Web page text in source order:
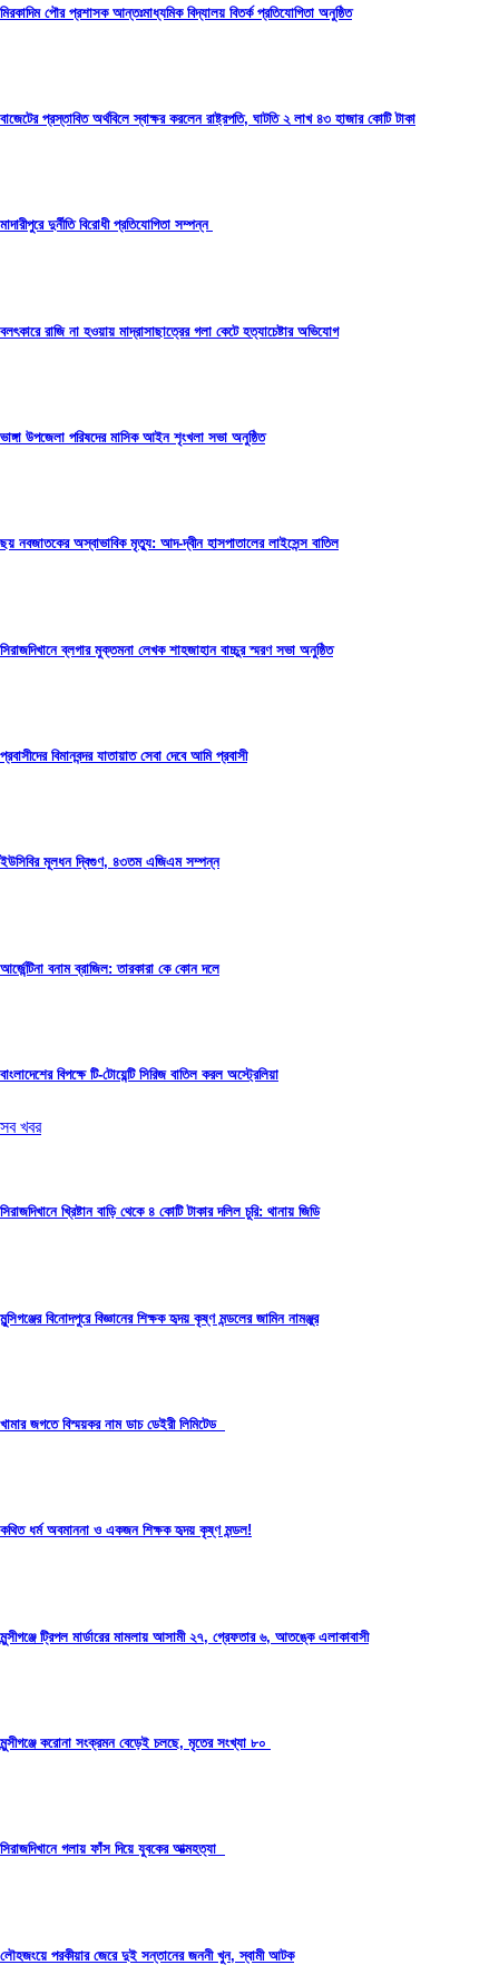
মিরকাদিম পৌর প্রশাসক আন্তঃমাধ্যমিক বিদ্যালয় বিতর্ক প্রতিযোগিতা অনুষ্ঠিত
বাজেটের প্রস্তাবিত অর্থবিলে স্বাক্ষর করলেন রাষ্ট্রপতি, ঘাটতি ২ লাখ ৪৩ হাজার কোটি টাকা
মাদারীপুরে দুর্নীতি বিরোধী প্রতিযোগিতা সম্পন্ন
বলৎকারে রাজি না হওয়ায় মাদ্রাসাছাত্রের গলা কেটে হত্যাচেষ্টার অভিযোগ
ভাঙ্গা উপজেলা পরিষদের মাসিক আইন শৃংখলা সভা অনুষ্ঠিত
ছয় নবজাতকের অস্বাভাবিক মৃত্যু: আদ-দ্বীন হাসপাতালের লাইসেন্স বাতিল
সিরাজদিখানে ব্লগার মুক্তমনা লেখক শাহজাহান বাচ্চুর স্মরণ সভা অনুষ্ঠিত
প্রবাসীদের বিমানবন্দর যাতায়াত সেবা দেবে আমি প্রবাসী
ইউসিবির মূলধন দ্বিগুণ, ৪৩তম এজিএম সম্পন্ন
আর্জেন্টিনা বনাম ব্রাজিল: তারকারা কে কোন দলে
বাংলাদেশের বিপক্ষে টি-টোয়েন্টি সিরিজ বাতিল করল অস্ট্রেলিয়া
সব খবর
সিরাজদিখানে খ্রিষ্টান বাড়ি থেকে ৪ কোটি টাকার দলিল চুরি: থানায় জিডি
মুন্সিগঞ্জের বিনোদপুরে বিজ্ঞানের শিক্ষক হৃদয় কৃষ্ণ মন্ডলের জামিন নামঞ্জুর
খামার জগতে বিস্ময়কর নাম ডাচ ডেইরী লিমিটেড
কথিত ধর্ম অবমাননা ও একজন শিক্ষক হৃদয় কৃষ্ণ মন্ডল!
মুন্সীগঞ্জে ট্রিপল মার্ডারের মামলায় আসামী ২৭, গ্রেফতার ৬, আতঙ্কে এলাকাবাসী
মুন্সীগঞ্জে করোনা সংক্রমন বেড়েই চলছে, মৃতের সংখ্যা ৮০
সিরাজদিখানে গলায় ফাঁস দিয়ে যুবকের আত্মহত্যা
লৌহজংয়ে পরকীয়ার জেরে দুই সন্তানের জননী খুন, স্বামী আটক